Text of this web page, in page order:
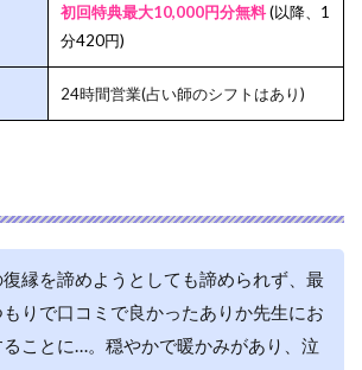
初回特典最大10,000円分無料(以降、1
分420円)
24時間営業(占い師のシフトはあり)
縁を諦めようとしても諦められず、最
りで口コミで良かったありか先生にお
ることに…。穏やかで暖かみがあり、泣